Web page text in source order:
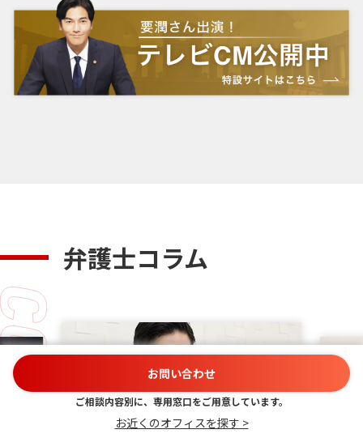
弁護士コラム
お問い合わせ
ご相談内容別に、専用窓口をご用意しています。
お近くのオフィスを探す >